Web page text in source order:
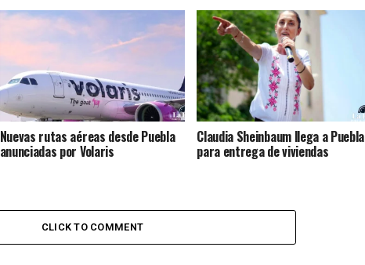
Nuevas rutas aéreas desde Puebla
anunciadas por Volaris
Claudia Sheinbaum llega a Puebla
para entrega de viviendas
CLICK TO COMMENT